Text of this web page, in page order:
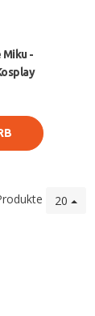
Miku -
20